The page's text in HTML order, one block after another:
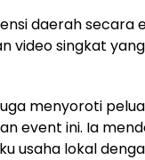
daerah
video singkat
menyoroti
event ini. Ia
usaha lokal